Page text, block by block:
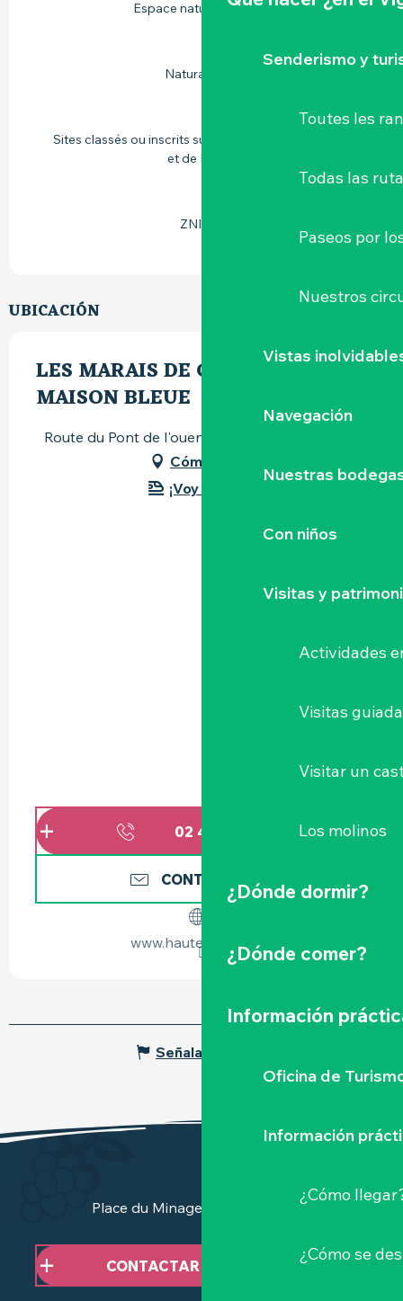
Senderismo y
Toutes les
Todas las
Paseos por
Nuestros
Vistas
Navegación
Nuestras
Con niños
Visitas y
Actividades
Visitas
Visitar un
Los molinos
¿Dónde dormir?
¿Dónde comer?
Información
Oficina de
Información
¿Cómo
¿Cómo se
Espace naturel sensible
Natura 2000
Sites classés ou inscrits sur l'inventaire de la DIREN
et de DRAC
ZNIEFF
UBICACIÓN
LES MARAIS DE GOULAINE, LA
MAISON BLEUE
Route du Pont de l'ouen, 44115 Haute-Goulaine
Cómo llegar
¡Voy en tren!
02 40 54 92
CONTÁCTENOS
www.hautegoulaine.fr
Señalar un error
Place du Minage - 44190 Clisson
CONTACTAR CON NOSOTROS